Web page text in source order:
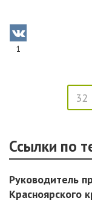
1
32
Ссылки по
Руководитель
Красноярского